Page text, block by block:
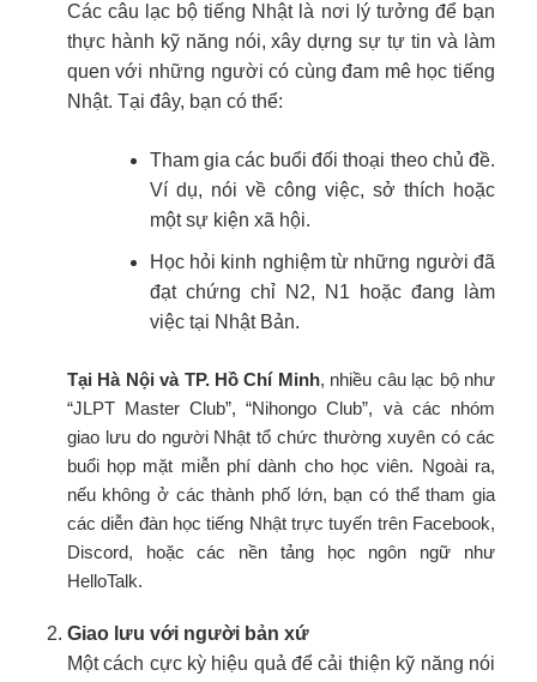
Các câu lạc bộ tiếng Nhật là nơi lý tưởng để bạn
thực hành kỹ năng nói, xây dựng sự tự tin và làm
quen với những người có cùng đam mê học tiếng
Nhật. Tại đây, bạn có thể:
Tham gia các buổi đối thoại theo chủ đề.
Ví dụ, nói về công việc, sở thích hoặc
một sự kiện xã hội.
Học hỏi kinh nghiệm từ những người đã
đạt chứng chỉ N2, N1 hoặc đang làm
việc tại Nhật Bản.
Tại Hà Nội và TP. Hồ Chí Minh, nhiều câu lạc bộ như
“JLPT Master Club”, “Nihongo Club”, và các nhóm
giao lưu do người Nhật tổ chức thường xuyên có các
buổi họp mặt miễn phí dành cho học viên. Ngoài ra,
nếu không ở các thành phố lớn, bạn có thể tham gia
các diễn đàn học tiếng Nhật trực tuyến trên Facebook,
Discord, hoặc các nền tảng học ngôn ngữ như
HelloTalk.
Giao lưu với người bản xứ
Một cách cực kỳ hiệu quả để cải thiện kỹ năng nói